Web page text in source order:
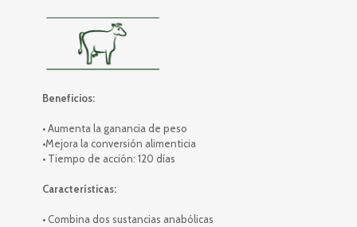
Beneficios:
• Aumenta la ganancia de peso
•Mejora la conversión alimenticia
• Tiempo de acción: 120 días
Características:
• Combina dos sustancias anabólicas